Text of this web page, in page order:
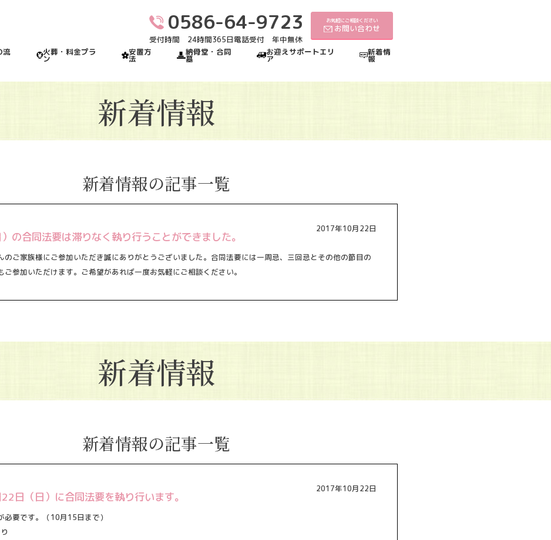
0586-64-9723
受付時間 24時間365日電話受付 年中無休
お気軽にご相談ください
お問い合わせ
流 火葬・料金プラ
ン
安置方
法
納骨堂・合同
墓
お迎えサポートエリ
ア
新着情
報
新着情報
新着情報の記事一覧
2017年10月22日
の合同法要は滞りなく執り行うことができました。
のご家族様にご参加いただき誠にありがとうございました。合同法要には一周忌、三回忌とその他の節目の
ご参加いただけます。ご希望があれば一度お気軽にご相談ください。
新着情報
新着情報の記事一覧
2017年10月22日
日（日）に合同法要を執り行います。
必要です。（10月15日まで）